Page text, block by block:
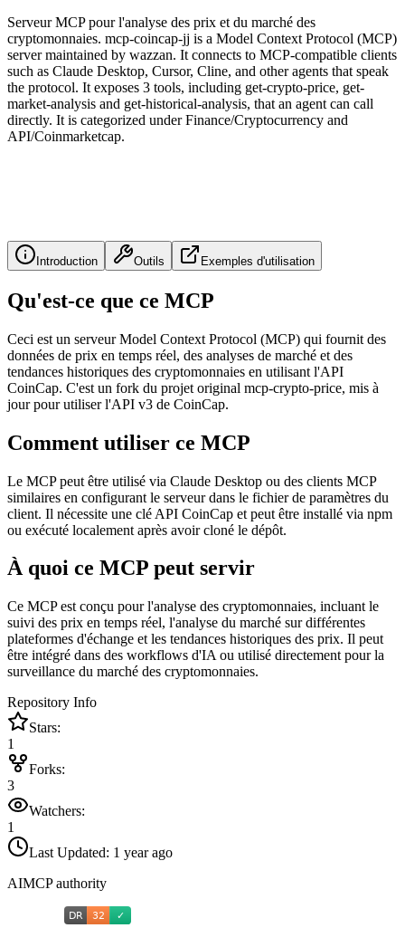
Serveur MCP pour l'analyse des prix et du marché des
cryptomonnaies. mcp-coincap-jj is a Model Context Protocol (MCP)
server maintained by wazzan. It connects to MCP-compatible clients
such as Claude Desktop, Cursor, Cline, and other agents that speak
the protocol. It exposes 3 tools, including get-crypto-price, get-
market-analysis and get-historical-analysis, that an agent can call
directly. It is categorized under Finance/Cryptocurrency and
API/Coinmarketcap.
Introduction Outils Exemples d'utilisation
Qu'est-ce que ce MCP
Ceci est un serveur Model Context Protocol (MCP) qui fournit des
données de prix en temps réel, des analyses de marché et des
tendances historiques des cryptomonnaies en utilisant l'API
CoinCap. C'est un fork du projet original mcp-crypto-price, mis à
jour pour utiliser l'API v3 de CoinCap.
Comment utiliser ce MCP
Le MCP peut être utilisé via Claude Desktop ou des clients MCP
similaires en configurant le serveur dans le fichier de paramètres du
client. Il nécessite une clé API CoinCap et peut être installé via npm
ou exécuté localement après avoir cloné le dépôt.
À quoi ce MCP peut servir
Ce MCP est conçu pour l'analyse des cryptomonnaies, incluant le
suivi des prix en temps réel, l'analyse du marché sur différentes
plateformes d'échange et les tendances historiques des prix. Il peut
être intégré dans des workflows d'IA ou utilisé directement pour la
surveillance du marché des cryptomonnaies.
Repository Info
Stars:
1
Forks:
3
Watchers:
1
Last Updated: 1 year ago
AIMCP authority